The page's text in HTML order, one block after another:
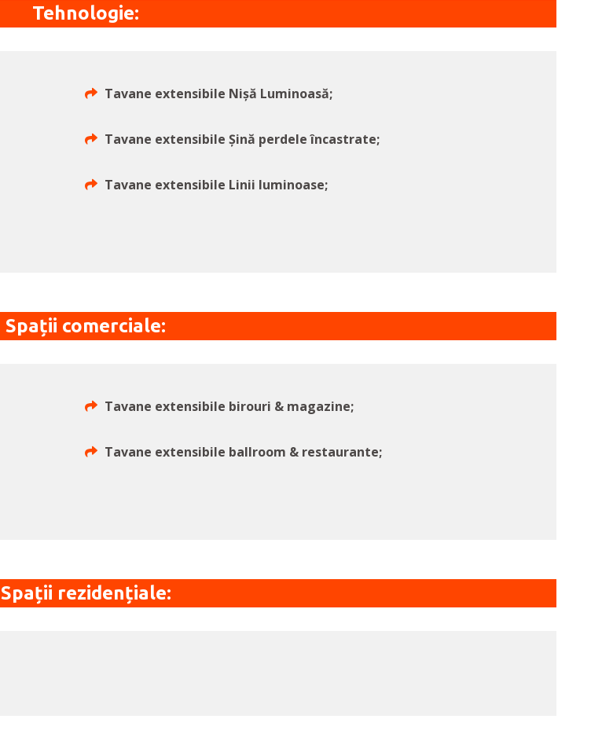
Tehnologie:
Tavane extensibile Nișă Luminoasă;
Tavane extensibile Șină perdele încastrate;
Tavane extensibile Linii luminoase;
Spații comerciale:
Tavane extensibile birouri & magazine;
Tavane extensibile ballroom & restaurante;
Spații rezidențiale: